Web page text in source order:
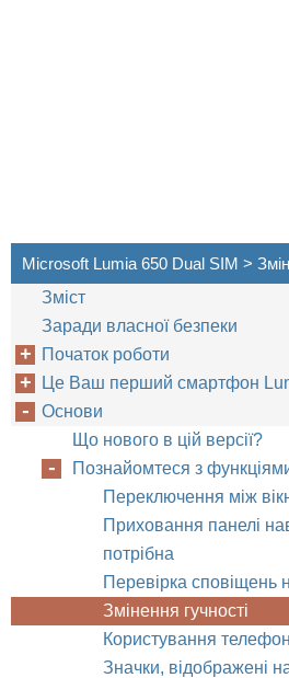
Microsoft Lumia 650 Dual SIM >
Зміст
Заради власної безпеки
Початок роботи
Це Ваш перший смартфон
Основи
Що нового в цій версії?
Познайомтеся з
Переключення між
Приховання панелі
потрібна
Перевірка сповіщень
Змінення гучності
Користування
Значки, відображені